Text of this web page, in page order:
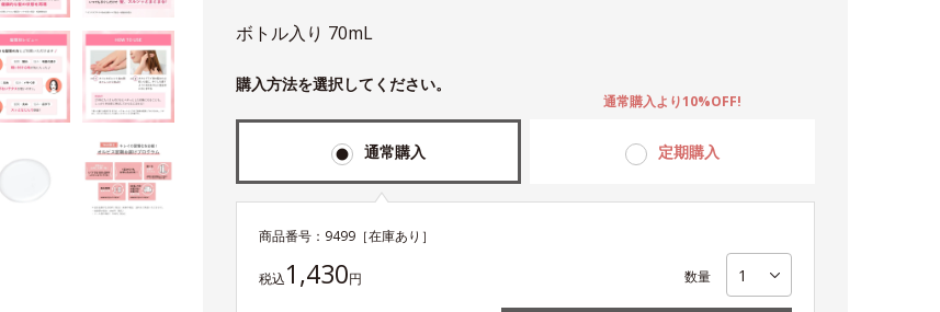
ボトル入り 70mL
購入方法を選択してください。
通常購入 定期購入
通常購入より10%OFF!
商品番号： 9499 ［在庫あり］
税込1,430円 数量